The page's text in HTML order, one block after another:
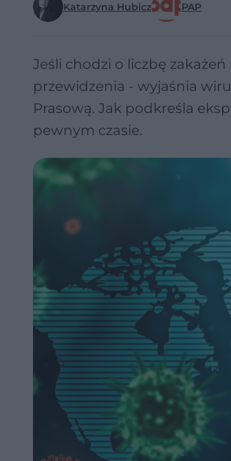
Katarzyna Hubicz PAP
Jeśli chodzi o liczbę
przewidzenia - wyjaśnia
Prasową. Jak podkreśla
pewnym czasie.